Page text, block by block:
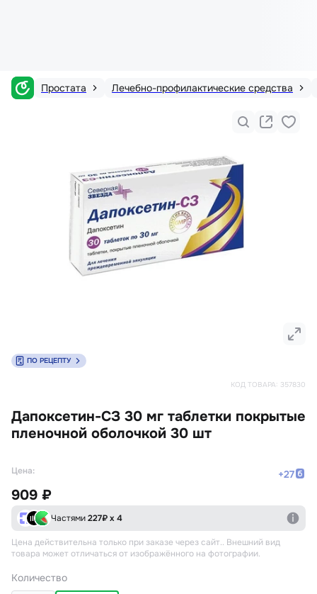
Простата Лечебно-профилактические средства
КОД ТОВАРА: 357830
Дапоксетин-СЗ 30 мг таблетки покрытые
пленочной оболочкой 30 шт
ПО РЕЦЕПТУ
Цена: +27
909 ₽
Частями227₽ х 4
Цена действительна только при заказе через сайт.. Внешний вид
товара может отличаться от изображённого на фотографии.
Количество